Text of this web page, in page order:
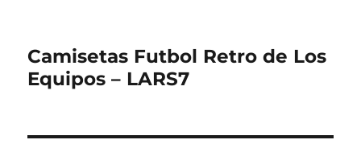
Camisetas Futbol Retro de Los
Equipos – LARS7